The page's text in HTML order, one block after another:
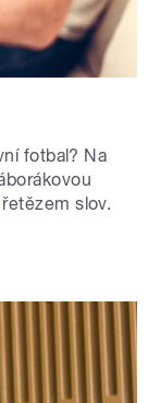
fotbal? Na
slov.